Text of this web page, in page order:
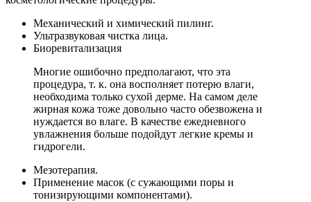
Механический и химический пилинг.
Ультразвуковая чистка лица.
Биоревитализация
Многие ошибочно предполагают, что эта
процедура, т. к. она восполняет потерю влаги,
необходима только сухой дерме. На самом деле
жирная кожа тоже довольно часто обезвожена и
нуждается во влаге. В качестве ежедневного
увлажнения больше подойдут легкие кремы и
гидрогели.
Мезотерапия.
Применение масок (с сужающими поры и
тонизирующими компонентами).